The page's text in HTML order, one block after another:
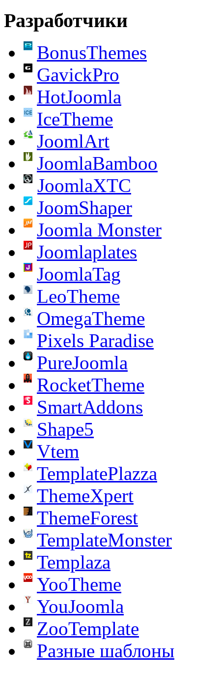
Разработчики
BonusThemes
GavickPro
HotJoomla
IceTheme
JoomlArt
JoomlaBamboo
JoomlaXTC
JoomShaper
Joomla Monster
Joomlaplates
JoomlaTag
LeoTheme
OmegaTheme
Pixels Paradise
PureJoomla
RocketTheme
SmartAddons
Shape5
Vtem
TemplatePlazza
ThemeXpert
ThemeForest
TemplateMonster
Templaza
YooTheme
YouJoomla
ZooTemplate
Разные шаблоны